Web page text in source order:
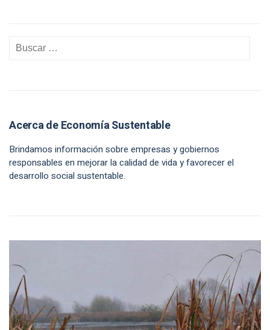
Acerca de Economía Sustentable
Brindamos información sobre empresas y gobiernos
responsables en mejorar la calidad de vida y favorecer el
desarrollo social sustentable.